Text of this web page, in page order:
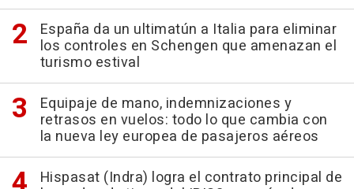
España da un ultimatún a Italia para eliminar
los controles en Schengen que amenazan el
turismo estival
Equipaje de mano, indemnizaciones y
retrasos en vuelos: todo lo que cambia con
la nueva ley europea de pasajeros aéreos
Hispasat (Indra) logra el contrato principal de